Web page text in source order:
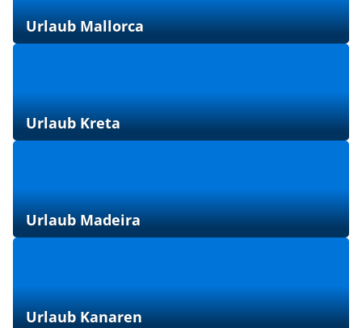
Urlaub Mallorca
Urlaub Kreta
Urlaub Madeira
Urlaub Kanaren